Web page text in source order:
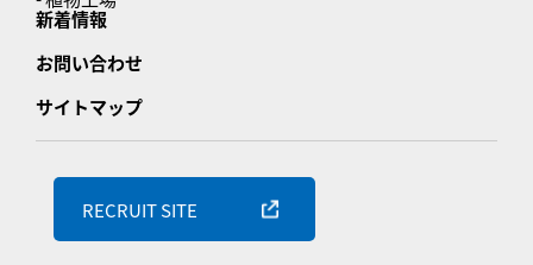
新着情報
お問い合わせ
サイトマップ
RECRUIT SITE